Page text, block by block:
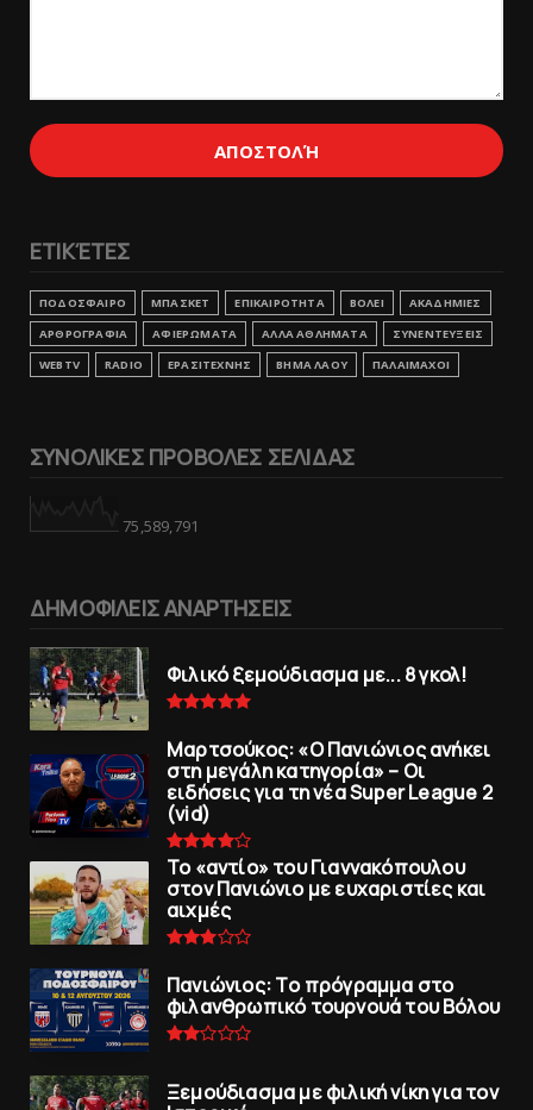
ΕΤΙΚΈΤΕΣ
ΠΟΔΟΣΦΑΙΡΟ ΜΠΑΣΚΕΤ ΕΠΙΚΑΙΡΟΤΗΤΑ ΒΟΛΕΙ
ΑΚΑΔΗΜΙΕΣ
ΑΡΘΡΟΓΡΑΦΙΑ
ΑΦΙΕΡΩΜΑΤΑ ΑΛΛΑ ΑΘΛΗΜΑΤΑ
ΣΥΝΕΝΤΕΥΞΕΙΣ
WEBTV
RADIO ΕΡΑΣΙΤΕΧΝΗΣ ΒΗΜΑ ΛΑΟΥ ΠΑΛΑΙΜΑΧΟΙ
ΣΥΝΟΛΙΚΕΣ ΠΡΟΒΟΛΕΣ ΣΕΛΙΔΑΣ
75,589,791
ΔΗΜΟΦΙΛΕΙΣ ΑΝΑΡΤΗΣΕΙΣ
Φιλικό ξεμούδιασμα με... 8 γκολ!
Μαρτσούκος: «Ο Πανιώνιος ανήκει
στη μεγάλη κατηγορία» – Οι
ειδήσεις για τη νέα Super League 2
(vid)
To «αντίο» του Γιαννακόπουλου
στον Πανιώνιο με ευχαριστίες και
αιχμές
Πανιώνιoς: Tο πρόγραμμα στο
φιλανθρωπικό τουρνουά του Bόλου
Ξεμούδιασμα με φιλική νίκη για τoν